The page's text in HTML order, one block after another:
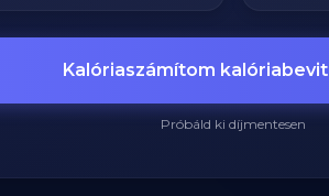
Kalóriaszámítom
Próbáld ki díjmentesen